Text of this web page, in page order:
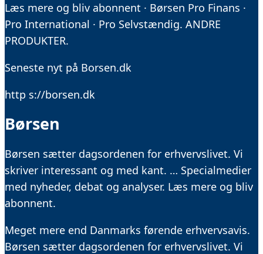
Læs mere og bliv abonnent · Børsen Pro Finans ·
Pro International · Pro Selvstændig. ANDRE
PRODUKTER.
Seneste nyt på Borsen.dk
http s://borsen.dk
Børsen
Børsen sætter dagsordenen for erhvervslivet. Vi
skriver interessant og med kant. … Specialmedier
med nyheder, debat og analyser. Læs mere og bliv
abonnent.
Meget mere end Danmarks førende erhvervsavis.
Børsen sætter dagsordenen for erhvervslivet. Vi